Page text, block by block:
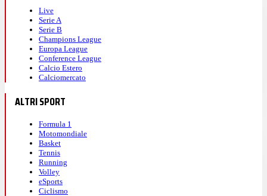
Live
Serie A
Serie B
Champions League
Europa League
Conference League
Calcio Estero
Calciomercato
ALTRI SPORT
Formula 1
Motomondiale
Basket
Tennis
Running
Volley
eSports
Ciclismo